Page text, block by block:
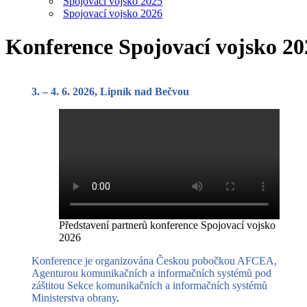
Spojovací vojsko 2026
Konference Spojovací vojsko
3. – 4. 6. 2026, Lipník nad Bečvou
Představení partnerů konference Spojovací vojsko
2026
Konference je organizována Českou pobočkou AFCEA,
Agenturou komunikačních a informačních systémů pod
záštitou Sekce komunikačních a informačních systémů
Ministerstva obrany.